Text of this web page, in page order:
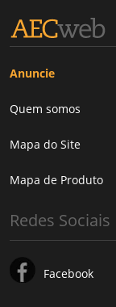
Anuncie
Quem somos
Mapa do Site
Mapa de Produto
Redes Sociais
Facebook